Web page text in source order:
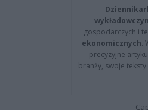
gospodarczych i
ekonomicznych.
precyzyjne
branży, swoje